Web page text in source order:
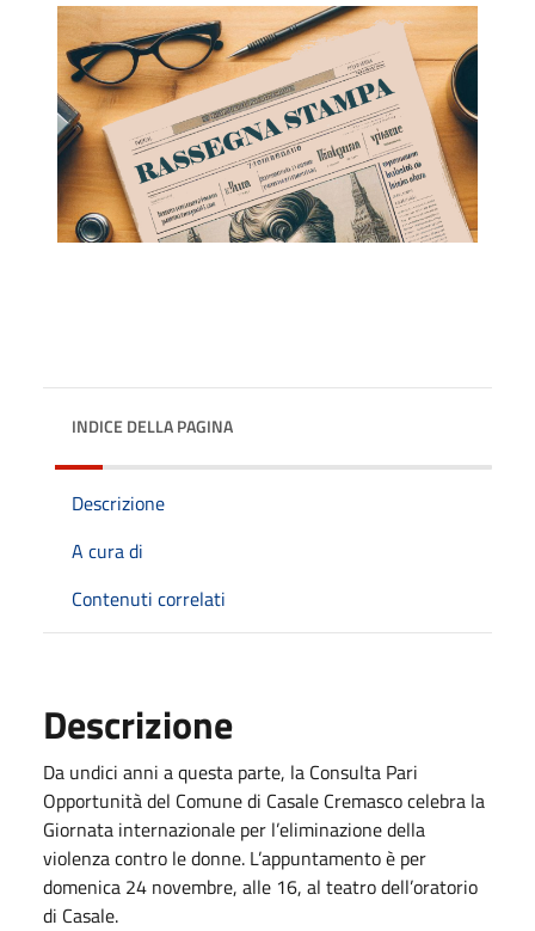
INDICE DELLA PAGINA
Descrizione
A cura di
Contenuti correlati
Descrizione
Da undici anni a questa parte, la Consulta Pari
Opportunità del Comune di Casale Cremasco celebra la
Giornata internazionale per l’eliminazione della
violenza contro le donne. L’appuntamento è per
domenica 24 novembre, alle 16, al teatro dell’oratorio
di Casale.